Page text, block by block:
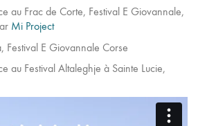
au Frac de Corte, Festival E Giovannale,
Mi Project
Festival E Giovannale Corse
au Festival Altaleghje à Sainte Lucie,